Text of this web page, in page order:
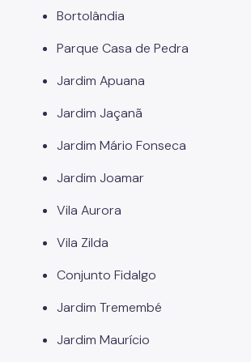
Bortolândia
Parque Casa de Pedra
Jardim Apuana
Jardim Jaçanã
Jardim Mário Fonseca
Jardim Joamar
Vila Aurora
Vila Zilda
Conjunto Fidalgo
Jardim Tremembé
Jardim Maurício